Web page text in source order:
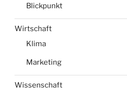
Blickpunkt
Wirtschaft
Klima
Marketing
Wissenschaft